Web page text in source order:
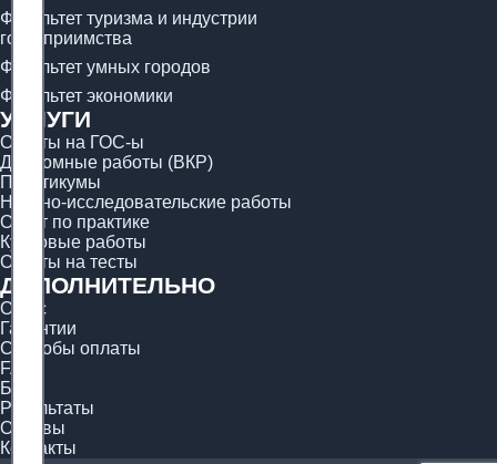
Факультет туризма и индустрии
гостеприимства
Факультет умных городов
Факультет экономики
УСЛУГИ
Ответы на ГОС-ы
Дипломные работы (ВКР)
Практикумы
Научно-исследовательские работы
Отчёт по практике
Курсовые работы
Ответы на тесты
ДОПОЛНИТЕЛЬНО
О нас
Гарантии
Способы оплаты
FAQ
Блог
Результаты
Отзывы
Контакты